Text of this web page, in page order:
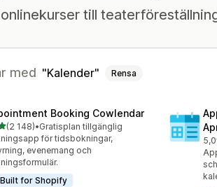
till
med Kalender Rensa
Booking Cowlendar
5 stjärnor
(2 148)
recensioner totalt
•Gratisplan tillgänglig
för tidsbokningar,
evenemang och
Built for Shopify
5,0